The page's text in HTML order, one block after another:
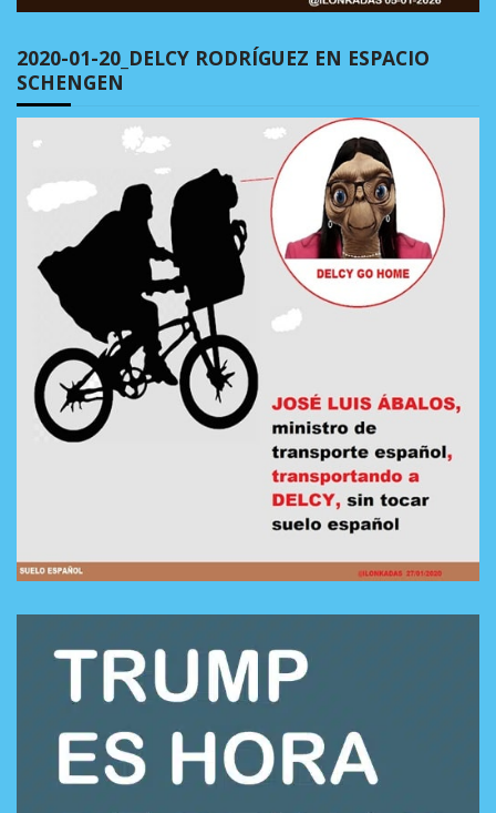
2020-01-20_DELCY RODRÍGUEZ EN ESPACIO
SCHENGEN